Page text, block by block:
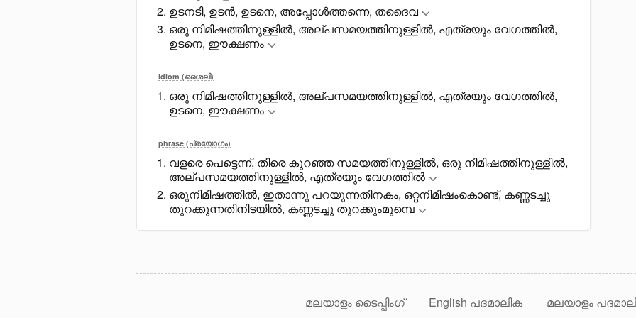
ഉടനടി, ഉടൻ, ഉടനെ, അപ്പോൾത്തന്നെ, തദെെവ
ഒരു നിമിഷത്തിനുള്ളിൽ, അല്പസമയത്തിനുള്ളിൽ, എത്രയും വേഗത്തിൽ,
ഉടനെ, ഈക്ഷണം
idiom (ശൈലി)
ഒരു നിമിഷത്തിനുള്ളിൽ, അല്പസമയത്തിനുള്ളിൽ, എത്രയും വേഗത്തിൽ,
ഉടനെ, ഈക്ഷണം
phrase (പ്രയോഗം)
വളരെ പെട്ടെന്ന്, തീരെ കുറഞ്ഞ സമയത്തിനുള്ളിൽ, ഒരു നിമിഷത്തിനുള്ളിൽ,
അല്പസമയത്തിനുള്ളിൽ, എത്രയും വേഗത്തിൽ
ഒരുനിമിഷത്തിൽ, ഇതാന്നു പറയുന്നതിനകം, ഒറ്റനിമിഷംകൊണ്ട്, കണ്ണടച്ചു
തുറക്കുന്നതിനിടയിൽ, കണ്ണടച്ചു തുറക്കുംമുമ്പെ
മലയാളം ടൈപ്പിംഗ് English പദമാലിക മലയാളം